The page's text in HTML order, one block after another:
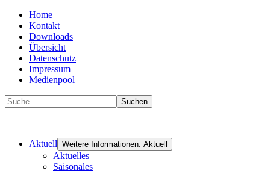
Home
Kontakt
Downloads
Übersicht
Datenschutz
Impressum
Medienpool
Suchen
Aktuell Weitere Informationen: Aktuell
Aktuelles
Saisonales